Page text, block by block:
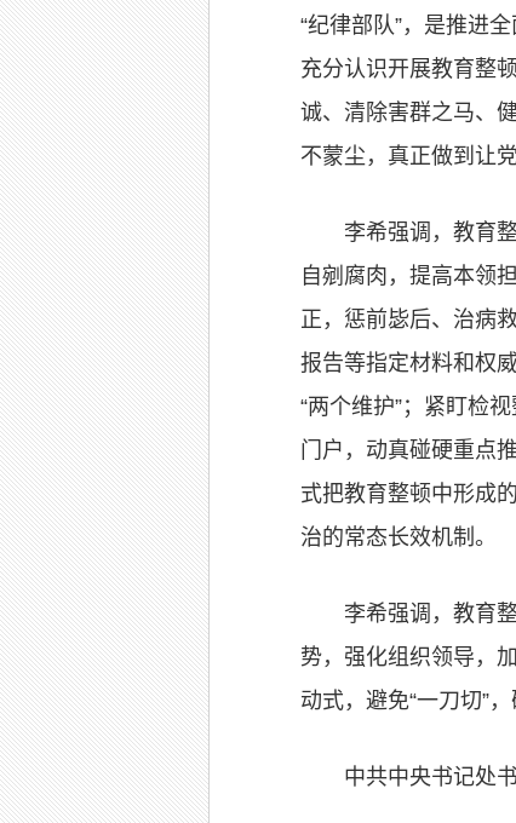
“纪律部队”，是推进
充分认识开展教育整
诚、清除害群之马、
不蒙尘，真正做到让
李希强调，教育
自剜腐肉，提高本领
正，惩前毖后、治病
报告等指定材料和权
“两个维护”；紧盯检
门户，动真碰硬重点
式把教育整顿中形成
治的常态长效机制。
李希强调，教育
势，强化组织领导，
动式，避免“一刀切”
中共中央书记处